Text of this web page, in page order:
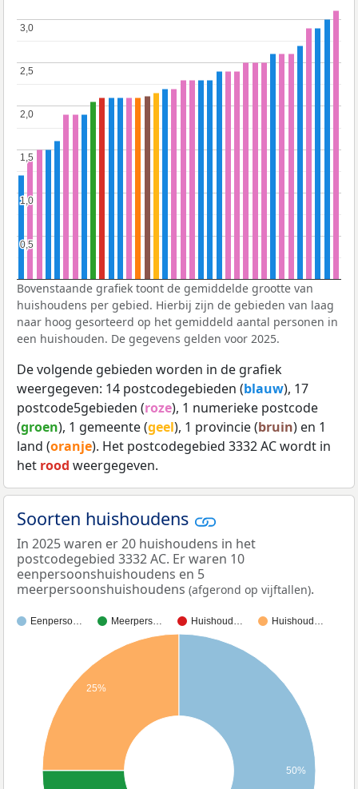
0,5
0,5
1,0
1,0
1,5
1,5
2,0
2,0
2,5
2,5
3,0
3,0
Bovenstaande grafiek toont de gemiddelde grootte van
huishoudens per gebied. Hierbij zijn de gebieden van laag
naar hoog gesorteerd op het gemiddeld aantal personen in
een huishouden. De gegevens gelden voor 2025.
De volgende gebieden worden in de grafiek
weergegeven: 14 postcodegebieden (blauw), 17
postcode5gebieden (roze), 1 numerieke postcode
(groen), 1 gemeente (geel), 1 provincie (bruin) en 1
land (oranje). Het postcodegebied 3332 AC wordt in
het rood weergegeven.
Soorten huishoudens
In 2025 waren er 20 huishoudens in het
postcodegebied 3332 AC. Er waren 10
eenpersoonshuishoudens en 5
meerpersoonshuishoudens (afgerond op vijftallen).
Eenperso… Meerpers… Huishoud… Huishoud…
25%
50%